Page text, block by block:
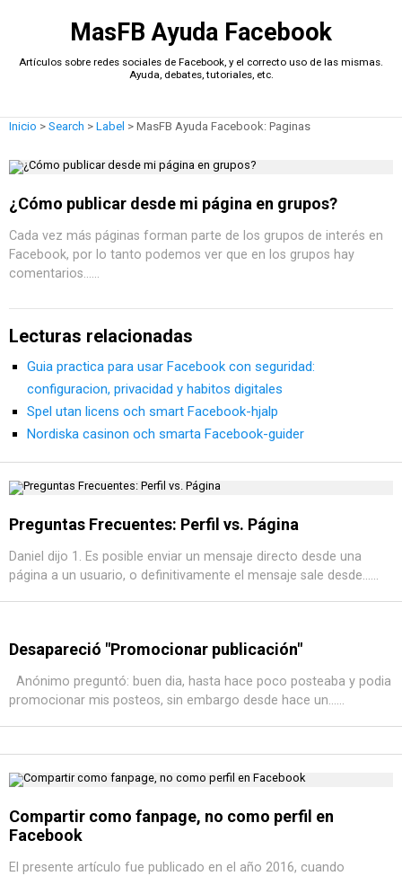
MasFB Ayuda Facebook
Artículos sobre redes sociales de Facebook, y el correcto uso de las mismas.
Ayuda, debates, tutoriales, etc.
Inicio > Search > Label > MasFB Ayuda Facebook: Paginas
¿Cómo publicar desde mi página en grupos?
Cada vez más páginas forman parte de los grupos de interés en
Facebook, por lo tanto podemos ver que en los grupos hay
comentarios......
Lecturas relacionadas
Guia practica para usar Facebook con seguridad:
configuracion, privacidad y habitos digitales
Spel utan licens och smart Facebook-hjalp
Nordiska casinon och smarta Facebook-guider
Preguntas Frecuentes: Perfil vs. Página
Daniel dijo 1. Es posible enviar un mensaje directo desde una
página a un usuario, o definitivamente el mensaje sale desde......
Desapareció "Promocionar publicación"
Anónimo preguntó: buen dia, hasta hace poco posteaba y podia
promocionar mis posteos, sin embargo desde hace un......
Compartir como fanpage, no como perfil en
Facebook
El presente artículo fue publicado en el año 2016, cuando